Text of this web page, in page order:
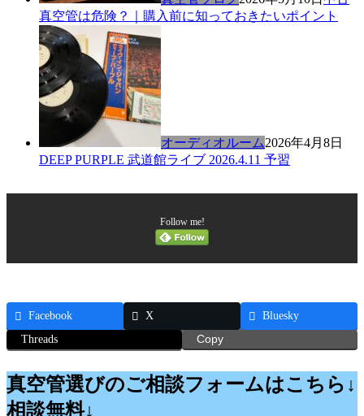
真空管は危険？｜購入前に知っておきたいポイント
オーディオルーム2026年4月8日
DEEP PURPLE 武道館ライブ 2026.4.11 予習
Follow me!
Facebook X
Bluesky
Threads
Copy
真空管選びのご相談フォームはこちら↓
相談無料↓